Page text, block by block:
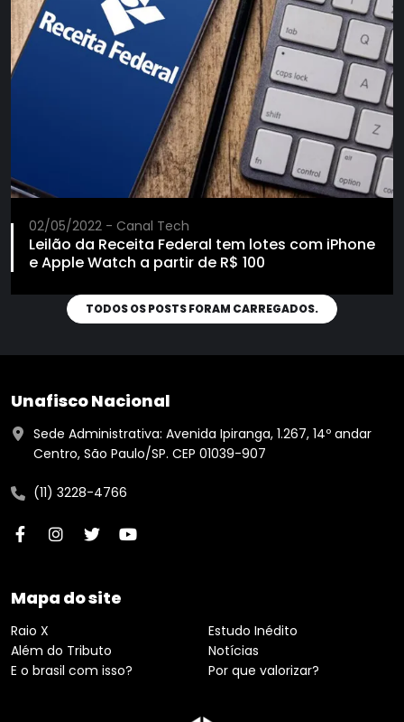
02/05/2022 - Canal Tech
Leilão da Receita Federal tem lotes com iPhone
e Apple Watch a partir de R$ 100
TODOS OS POSTS FORAM CARREGADOS.
Unafisco Nacional
Sede Administrativa: Avenida Ipiranga, 1.267, 14º andar
Centro, São Paulo/SP. CEP 01039-907
(11) 3228-4766
Mapa do site
Raio X
Além do Tributo
E o brasil com isso?
Estudo Inédito
Notícias
Por que valorizar?